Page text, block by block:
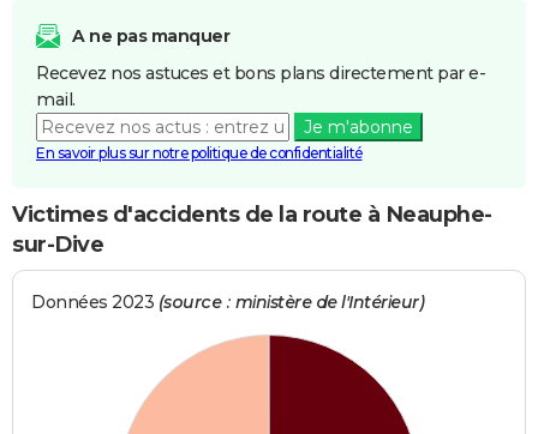
A ne pas manquer
Recevez nos astuces et bons plans directement par e-
mail.
Je m'abonne
En savoir plus sur notre politique de confidentialité
Victimes d'accidents de la route à Neauphe-
sur-Dive
Données 2023 (source : ministère de l'Intérieur)